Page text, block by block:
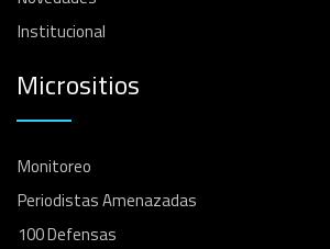
Institucional
Micrositios
Monitoreo
Periodistas Amenazadas
100 Defensas